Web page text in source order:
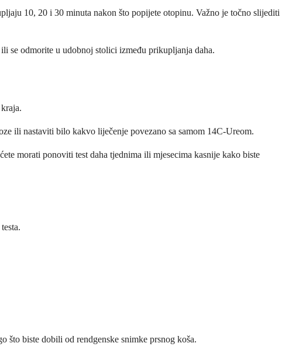
10, 20 i 30 minuta nakon što popijete otopinu. Važno je točno slijediti
se odmorite u udobnoj stolici između prikupljanja daha.
ili nastaviti bilo kakvo liječenje povezano sa samom 14C-Ureom.
morati ponoviti test daha tjednima ili mjesecima kasnije kako biste
što biste dobili od rendgenske snimke prsnog koša.